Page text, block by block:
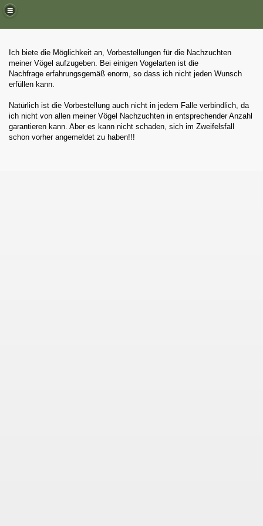
Ich biete die Möglichkeit an, Vorbestellungen für die Nachzuchten
meiner Vögel aufzugeben. Bei einigen Vogelarten ist die
Nachfrage erfahrungsgemäß enorm, so dass ich nicht jeden Wunsch
erfüllen kann.
Natürlich ist die Vorbestellung auch nicht in jedem Falle verbindlich, da
ich nicht von allen meiner Vögel Nachzuchten in entsprechender Anzahl
garantieren kann. Aber es kann nicht schaden, sich im Zweifelsfall
schon vorher angemeldet zu haben!!!